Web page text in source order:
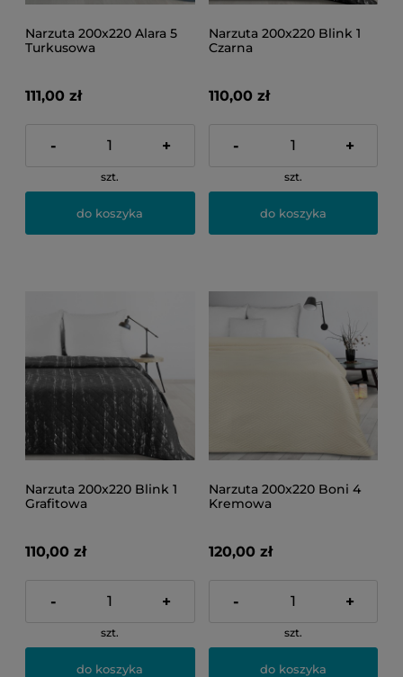
Narzuta 200x220 Alara 5
Turkusowa
111,00 zł
- +
szt.
do koszyka
Narzuta 200x220 Blink 1
Czarna
110,00 zł
- +
szt.
do koszyka
Narzuta 200x220 Blink 1
Grafitowa
110,00 zł
- +
szt.
do koszyka
Narzuta 200x220 Boni 4
Kremowa
120,00 zł
- +
szt.
do koszyka